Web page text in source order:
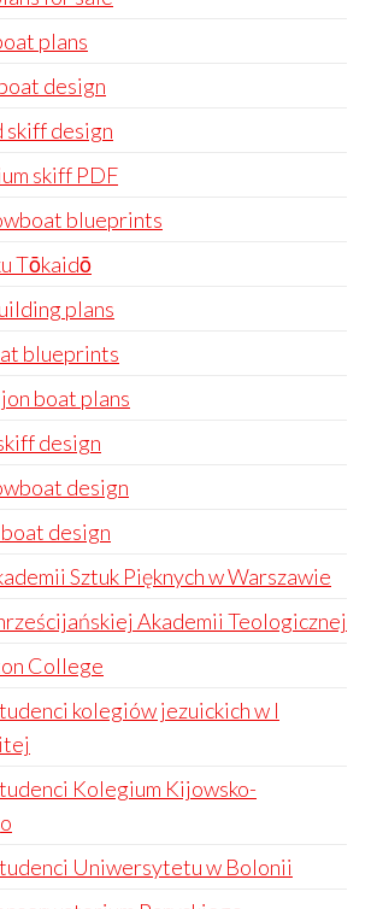
plans
design
skiff design
skiff PDF
blueprints
Tōkaidō
plans
blueprints
boat plans
design
design
design
Sztuk Pięknych w Warszawie
Akademii Teologicznej
College
kolegiów jezuickich w I
Kolegium Kijowsko-
Uniwersytetu w Bolonii